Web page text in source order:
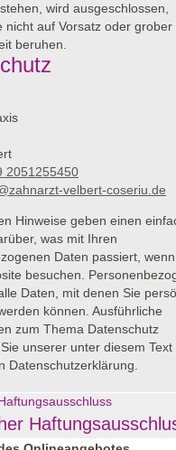
wird ausgeschlossen,
nicht auf Vorsatz oder grober
beruhen.
2051255450
velbert-coseriu.de
Hinweise geben einen
was mit Ihren
Daten passiert,
besuchen.
Daten, mit denen Sie
können. Ausführliche
zum Thema Datenschutz
unserer unter diesem Text
Datenschutzerklärung.